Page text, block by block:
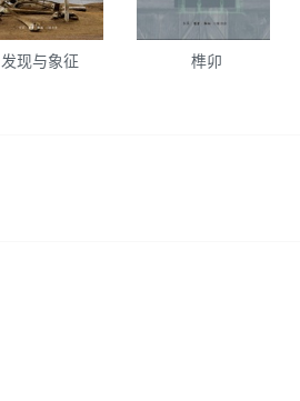
发现与象征 榫卯